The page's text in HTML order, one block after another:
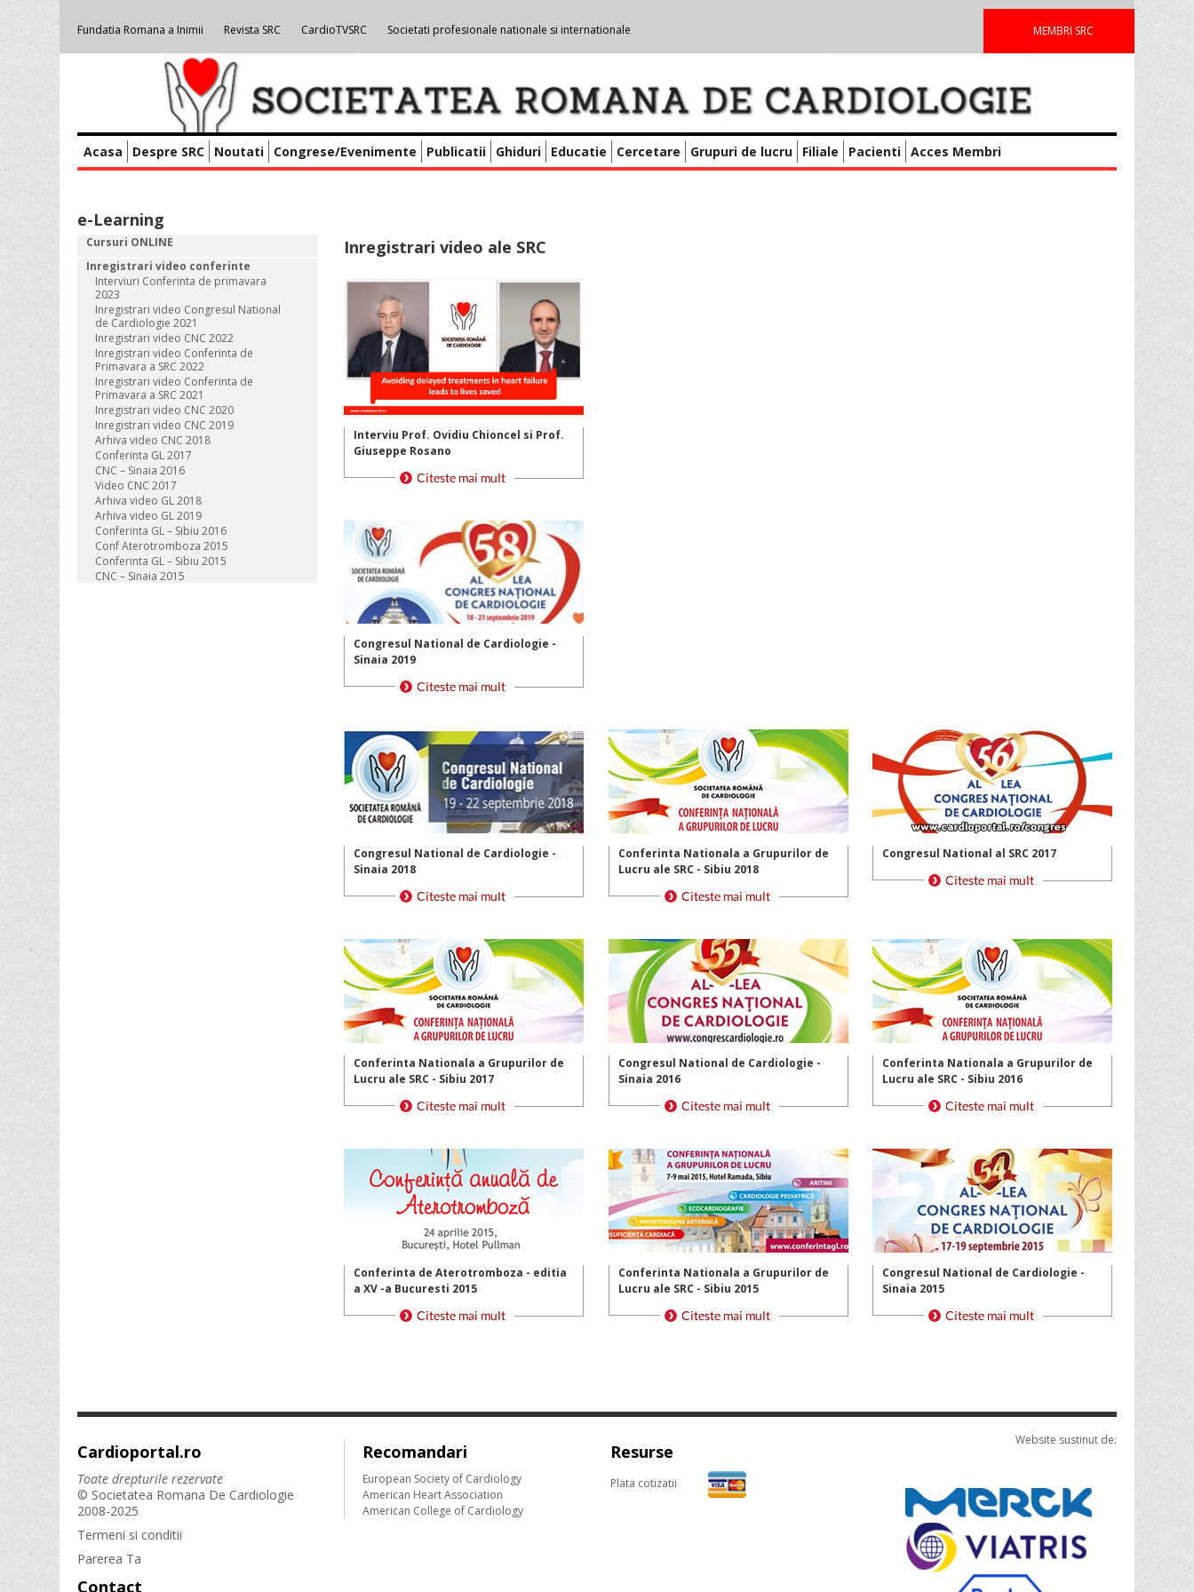
MEMBRI SRC
Fundatia Romana a Inimii Revista SRC CardioTVSRC Societati profesionale nationale si internationale
Acasa Despre SRC Noutati Congrese/Evenimente Publicatii Ghiduri Educatie Cercetare Grupuri de lucru Filiale Pacienti Acces Membri
e-Learning
Cursuri ONLINE
Inregistrari video conferinte
Interviuri Conferinta de primavara
2023
Inregistrari video Congresul National
de Cardiologie 2021
Inregistrari video CNC 2022
Inregistrari video Conferinta de
Primavara a SRC 2022
Inregistrari video Conferinta de
Primavara a SRC 2021
Inregistrari video CNC 2020
Inregistrari video CNC 2019
Arhiva video CNC 2018
Conferinta GL 2017
CNC – Sinaia 2016
Video CNC 2017
Arhiva video GL 2018
Arhiva video GL 2019
Conferinta GL – Sibiu 2016
Conf Aterotromboza 2015
Conferinta GL – Sibiu 2015
CNC – Sinaia 2015
Inregistrari video ale SRC
Interviu Prof. Ovidiu Chioncel si Prof.
Giuseppe Rosano
Congresul National de Cardiologie -
Sinaia 2019
Congresul National de Cardiologie -
Sinaia 2018
Conferinta Nationala a Grupurilor de
Lucru ale SRC - Sibiu 2018
Congresul National al SRC 2017
Conferinta Nationala a Grupurilor de
Lucru ale SRC - Sibiu 2017
Congresul National de Cardiologie -
Sinaia 2016
Conferinta Nationala a Grupurilor de
Lucru ale SRC - Sibiu 2016
Conferinta de Aterotromboza - editia
a XV -a Bucuresti 2015
Conferinta Nationala a Grupurilor de
Lucru ale SRC - Sibiu 2015
Congresul National de Cardiologie -
Sinaia 2015
Cardioportal.ro
Toate drepturile rezervate
© Societatea Romana De Cardiologie
2008-2025
Termeni si conditii
Parerea Ta
Contact
Recomandari
European Society of Cardiology
American Heart Association
American College of Cardiology
Resurse
Plata cotizatii
Website sustinut de: